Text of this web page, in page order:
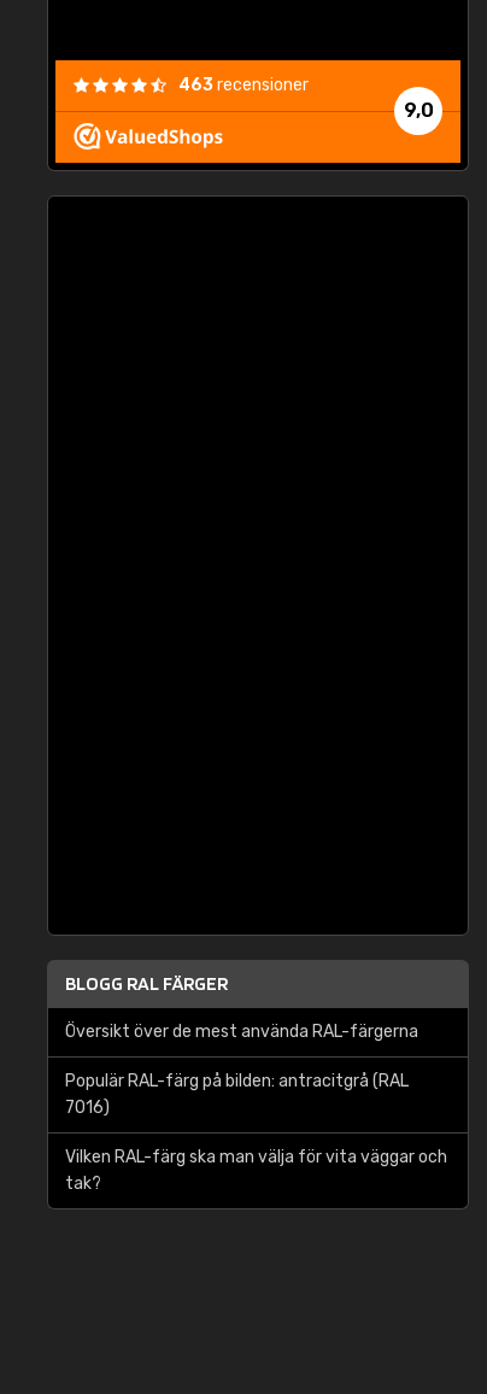
9,0
463recensioner
BLOGG RAL FÄRGER
Översikt över de mest använda RAL-färgerna
Populär RAL-färg på bilden: antracitgrå (RAL
7016)
Vilken RAL-färg ska man välja för vita väggar och
tak?